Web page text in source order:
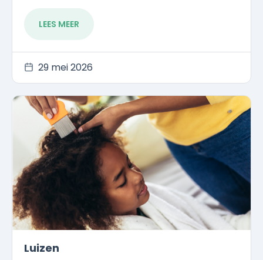
LEES MEER
29 mei 2026
Luizen